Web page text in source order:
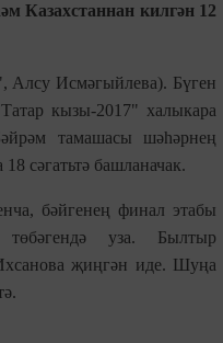
Казахстаннан килгән 12
Алсу Исмәгыйлева). Бүген
кызы-2017" халыкара
тамашасы шәһәрнең
сәгатьтә башланачак.
бәйгенең финал этабы
уза. Былтыр
җиңгән иде. Шуңа